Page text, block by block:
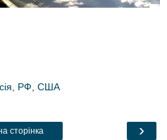
РФ США
›
сторінка